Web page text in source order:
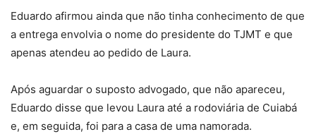
Eduardo afirmou ainda que não tinha conhecimento de que
a entrega envolvia o nome do presidente do TJMT e que
apenas atendeu ao pedido de Laura.
Após aguardar o suposto advogado, que não apareceu,
Eduardo disse que levou Laura até a rodoviária de Cuiabá
e, em seguida, foi para a casa de uma namorada.